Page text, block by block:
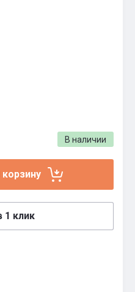
В наличии
корзину
1 клик